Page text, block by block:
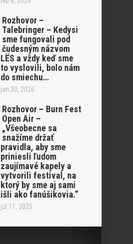
Rozhovor –
Talebringer – Kedysi
sme fungovali pod
čudesným názvom
LËS a vždy keď sme
to vyslovili, bolo nám
do smiechu…
jan 30, 2026
Rozhovor – Burn Fest
Open Air –
„Všeobecne sa
snažíme držať
pravidla, aby sme
priniesli ľudom
zaujímavé kapely a
vytvorili festival, na
ktorý by sme aj sami
išli ako fanúšikovia.“
júl 11, 2025